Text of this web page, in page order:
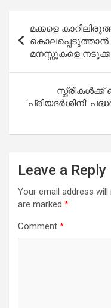
navigation
മക്കളെ
കൊലപ്പെടുത്താൻ
മനസ്സുകളെ
‘പ്രിയദര്‍ശിനി’
Leave a Reply
Your email address will
are marked *
Comment *